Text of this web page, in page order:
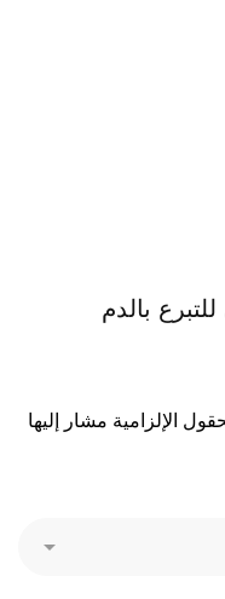
بالدم
الإلزامية مشار إليها